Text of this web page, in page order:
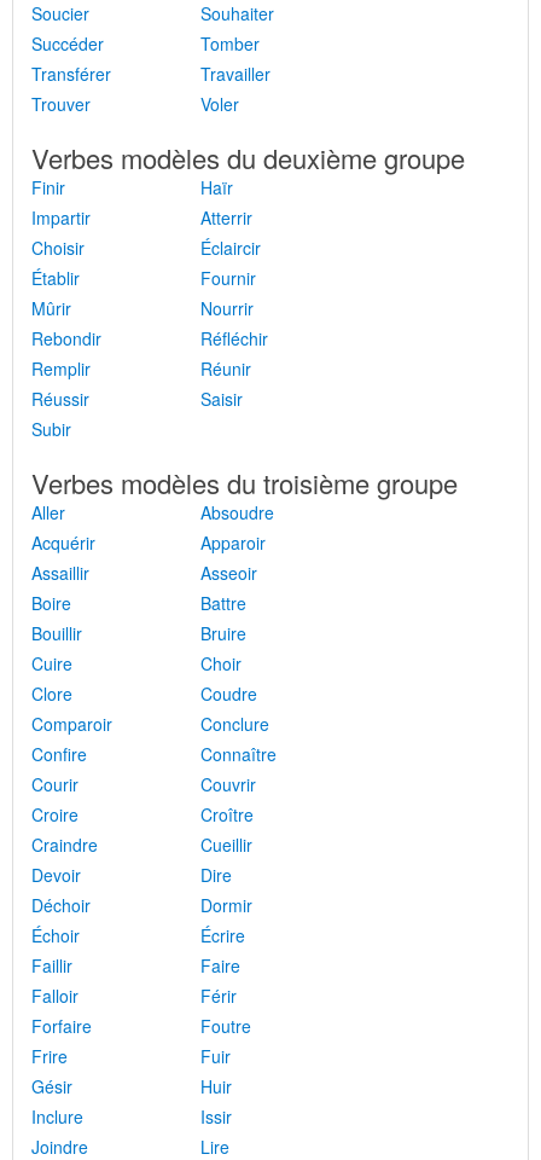
Soucier
Souhaiter
Succéder
Tomber
Transférer
Travailler
Trouver
Voler
Verbes modèles du deuxième groupe
Finir
Haïr
Impartir
Atterrir
Choisir
Éclaircir
Établir
Fournir
Mûrir
Nourrir
Rebondir
Réfléchir
Remplir
Réunir
Réussir
Saisir
Subir
Verbes modèles du troisième groupe
Aller
Absoudre
Acquérir
Apparoir
Assaillir
Asseoir
Boire
Battre
Bouillir
Bruire
Cuire
Choir
Clore
Coudre
Comparoir
Conclure
Confire
Connaître
Courir
Couvrir
Croire
Croître
Craindre
Cueillir
Devoir
Dire
Déchoir
Dormir
Échoir
Écrire
Faillir
Faire
Falloir
Férir
Forfaire
Foutre
Frire
Fuir
Gésir
Huir
Inclure
Issir
Joindre
Lire